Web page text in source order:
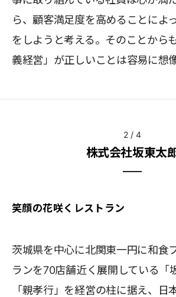
ら、顧客満足度を高めることによ
をしようと考える。そのことから
義経営」が正しいことは容易に想
2 / 4
株式会社坂東太
笑顔の花咲くレストラン
茨城県を中心に北関東一円に和食
ランを70店舗近く展開している「
「親孝行」を経営の柱に据え、日